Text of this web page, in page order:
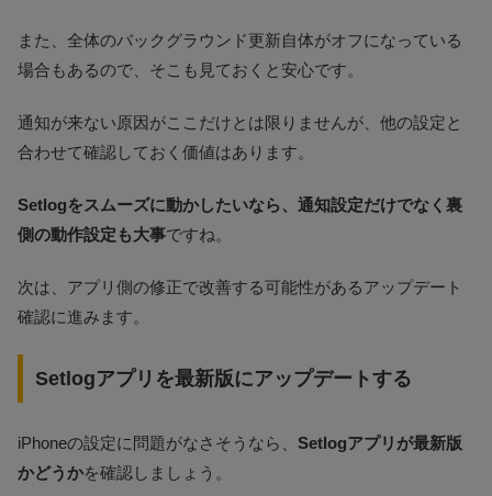
また、全体のバックグラウンド更新自体がオフになっている
場合もあるので、そこも見ておくと安心です。
通知が来ない原因がここだけとは限りませんが、他の設定と
合わせて確認しておく価値はあります。
Setlogをスムーズに動かしたいなら、通知設定だけでなく裏
側の動作設定も大事ですね。
次は、アプリ側の修正で改善する可能性があるアップデート
確認に進みます。
Setlogアプリを最新版にアップデートする
iPhoneの設定に問題がなさそうなら、 Setlogアプリが最新版
かどうかを確認しましょう。